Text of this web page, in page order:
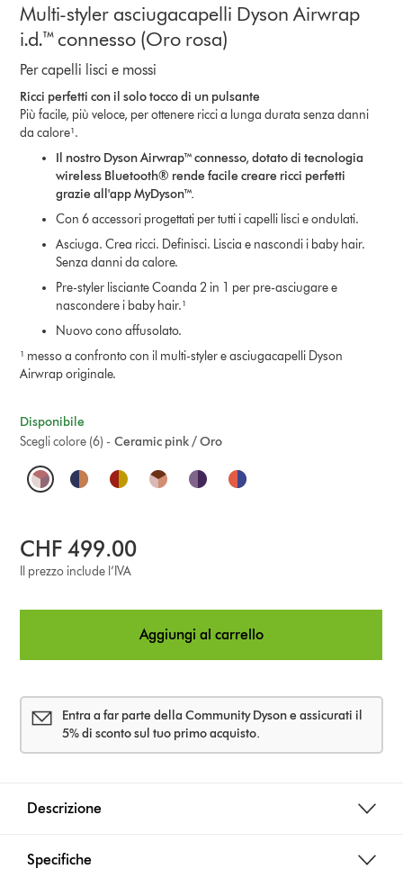
Multi-styler asciugacapelli Dyson Airwrap
i.d.™ connesso (Oro rosa)
Per capelli lisci e mossi
Ricci perfetti con il solo tocco di un pulsante
Più facile, più veloce, per ottenere ricci a lunga durata senza danni
da calore¹.
Il nostro Dyson Airwrap™ connesso, dotato di tecnologia
wireless Bluetooth® rende facile creare ricci perfetti
grazie all'app MyDyson™.
Con 6 accessori progettati per tutti i capelli lisci e ondulati.
Asciuga. Crea ricci. Definisci. Liscia e nascondi i baby hair.
Senza danni da calore.
Pre-styler lisciante Coanda 2 in 1 per pre-asciugare e
nascondere i baby hair.¹
Nuovo cono affusolato.
¹ messo a confronto con il multi-styler e asciugacapelli Dyson
Airwrap originale.
Disponibile
Ceramic pink / Oro
Scegli colore (6) -
O
t
i
o
CHF 499.00
Il prezzo include l’IVA
Aggiungi al carrello
Entra a far parte della Community Dyson e assicurati il
5% di sconto sul tuo primo acquisto.
Descrizione
Specifiche